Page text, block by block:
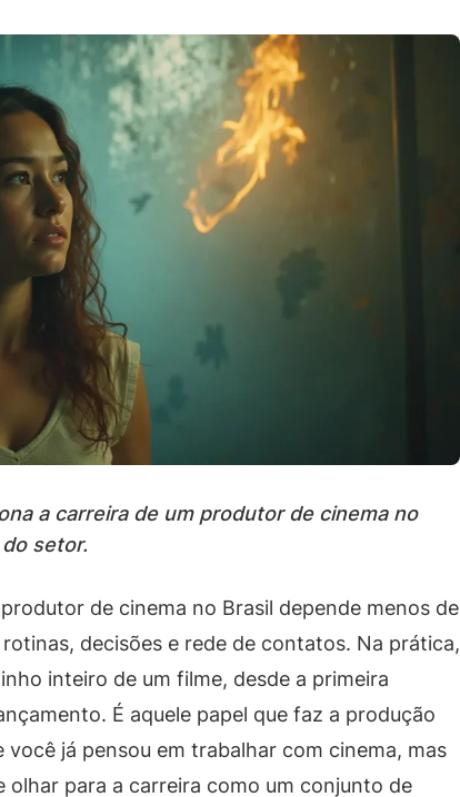
a carreira de um produtor de cinema no
setor.
de cinema no Brasil depende menos de
decisões e rede de contatos. Na prática,
inteiro de um filme, desde a primeira
É aquele papel que faz a produção
você já pensou em trabalhar com cinema, mas
olhar para a carreira como um conjunto de